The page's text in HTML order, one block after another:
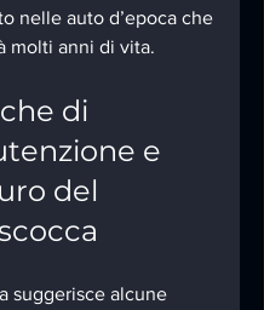
nelle auto d’epoca che
molti anni di vita.
di
e
del
suggerisce alcune